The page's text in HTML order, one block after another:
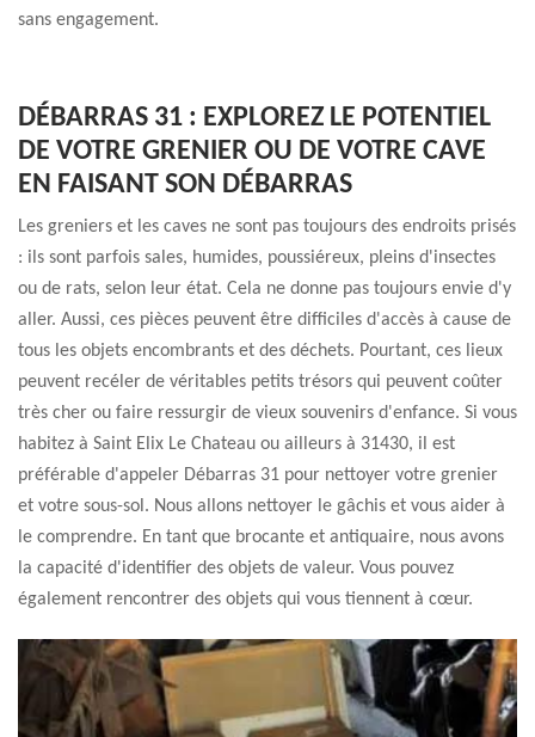
sans engagement.
DÉBARRAS 31 : EXPLOREZ LE POTENTIEL
DE VOTRE GRENIER OU DE VOTRE CAVE
EN FAISANT SON DÉBARRAS
Les greniers et les caves ne sont pas toujours des endroits prisés
: ils sont parfois sales, humides, poussiéreux, pleins d'insectes
ou de rats, selon leur état. Cela ne donne pas toujours envie d'y
aller. Aussi, ces pièces peuvent être difficiles d'accès à cause de
tous les objets encombrants et des déchets. Pourtant, ces lieux
peuvent recéler de véritables petits trésors qui peuvent coûter
très cher ou faire ressurgir de vieux souvenirs d'enfance. Si vous
habitez à Saint Elix Le Chateau ou ailleurs à 31430, il est
préférable d'appeler Débarras 31 pour nettoyer votre grenier
et votre sous-sol. Nous allons nettoyer le gâchis et vous aider à
le comprendre. En tant que brocante et antiquaire, nous avons
la capacité d'identifier des objets de valeur. Vous pouvez
également rencontrer des objets qui vous tiennent à cœur.